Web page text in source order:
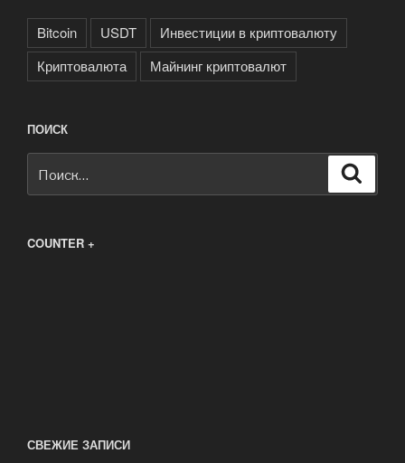
Bitcoin USDT
Инвестиции в криптовалюту
Криптовалюта
Майнинг криптовалют
ПОИСК
COUNTER +
СВЕЖИЕ ЗАПИСИ